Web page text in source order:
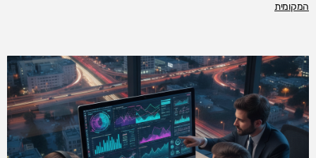
המקומית